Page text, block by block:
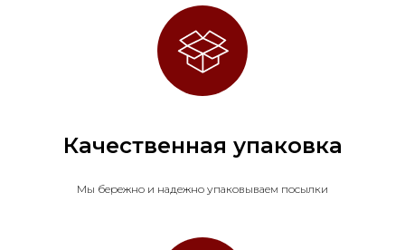
Качественная упаковка
Мы бережно и надежно упаковываем посылки